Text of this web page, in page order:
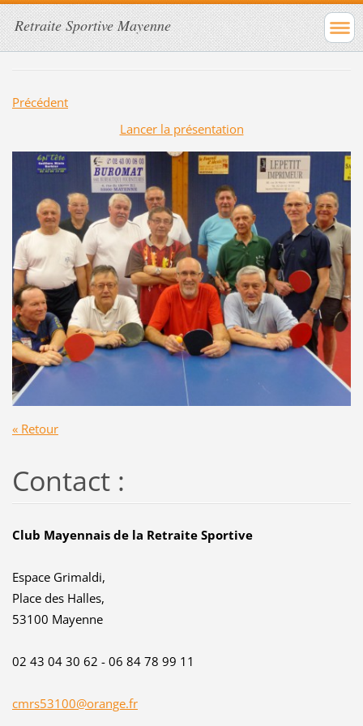
Retraite Sportive Mayenne
Précédent
Lancer la présentation
« Retour
Contact :
Club Mayennais de la Retraite Sportive
Espace Grimaldi,
Place des Halles,
53100 Mayenne
02 43 04 30 62 - 06 84 78 99 11
cmrs53100@orange.fr